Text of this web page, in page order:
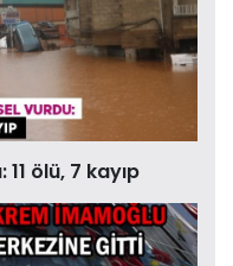
ölü, 7 kayıp